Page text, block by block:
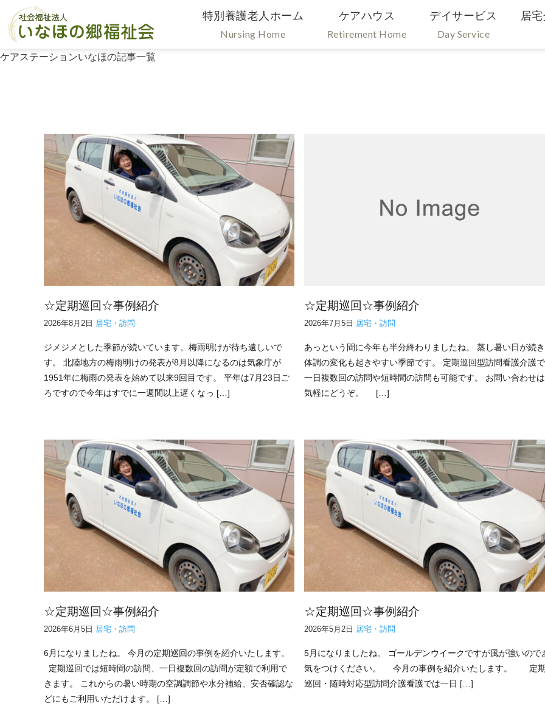
特別養護老人ホーム
Nursing Home
ケアハウス
Retirement Home
デイサービス
Day Service
居
ケアステーションいなほの記事一覧
☆定期巡回☆事例紹介
2026年8月2日 居宅・訪問
ジメジメとした季節が続いています。梅雨明けが待ち遠しいで
す。 北陸地方の梅雨明けの発表が8月以降になるのは気象庁が
1951年に梅雨の発表を始めて以来9回目です。 平年は7月23日ご
ろですので今年はすでに一週間以上遅くなっ […]
☆定期巡回☆事例紹介
2026年7月5日 居宅・訪問
あっという間に今年も半分終わりましたね。 蒸し暑い日が続
体調の変化も起きやすい季節です。 定期巡回型訪問看護介護
一日複数回の訪問や短時間の訪問も可能です。 お問い合わせ
気軽にどうぞ。 […]
☆定期巡回☆事例紹介
2026年6月5日 居宅・訪問
6月になりましたね。 今月の定期巡回の事例を紹介いたします。
定期巡回では短時間の訪問、一日複数回の訪問が定額で利用で
きます。 これからの暑い時期の空調調節や水分補給、安否確認な
どにもご利用いただけます。 […]
☆定期巡回☆事例紹介
2026年5月2日 居宅・訪問
5月になりましたね。 ゴールデンウイークですが風が強いので
気をつけください。 今月の事例を紹介いたします。 定
巡回・随時対応型訪問介護看護では一日 […]